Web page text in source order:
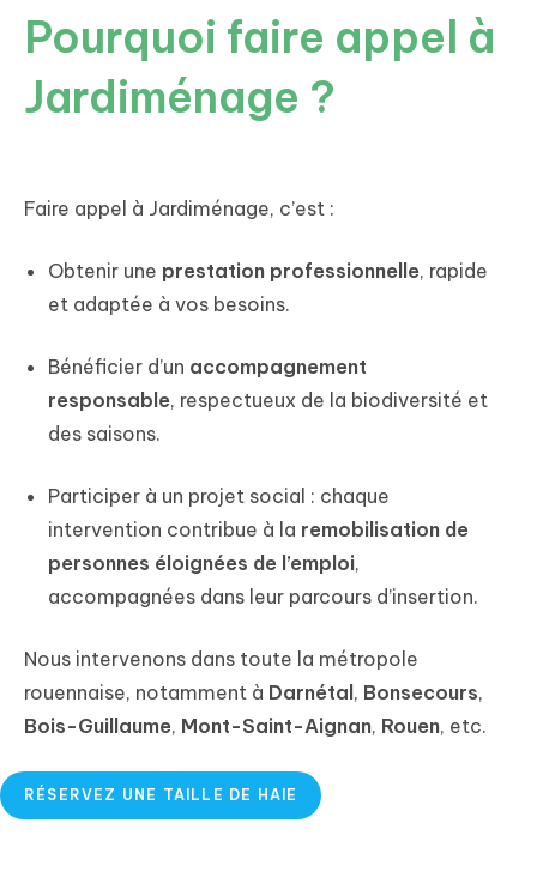
Pourquoi faire appel à
Jardiménage ?
Faire appel à Jardiménage, c’est :
Obtenir une prestation professionnelle, rapide
et adaptée à vos besoins.
Bénéficier d’un accompagnement
responsable, respectueux de la biodiversité et
des saisons.
Participer à un projet social : chaque
intervention contribue à la remobilisation de
personnes éloignées de l’emploi,
accompagnées dans leur parcours d’insertion.
Nous intervenons dans toute la métropole
rouennaise, notamment à Darnétal, Bonsecours,
Bois-Guillaume, Mont-Saint-Aignan, Rouen, etc.
RÉSERVEZ UNE TAILLE DE HAIE